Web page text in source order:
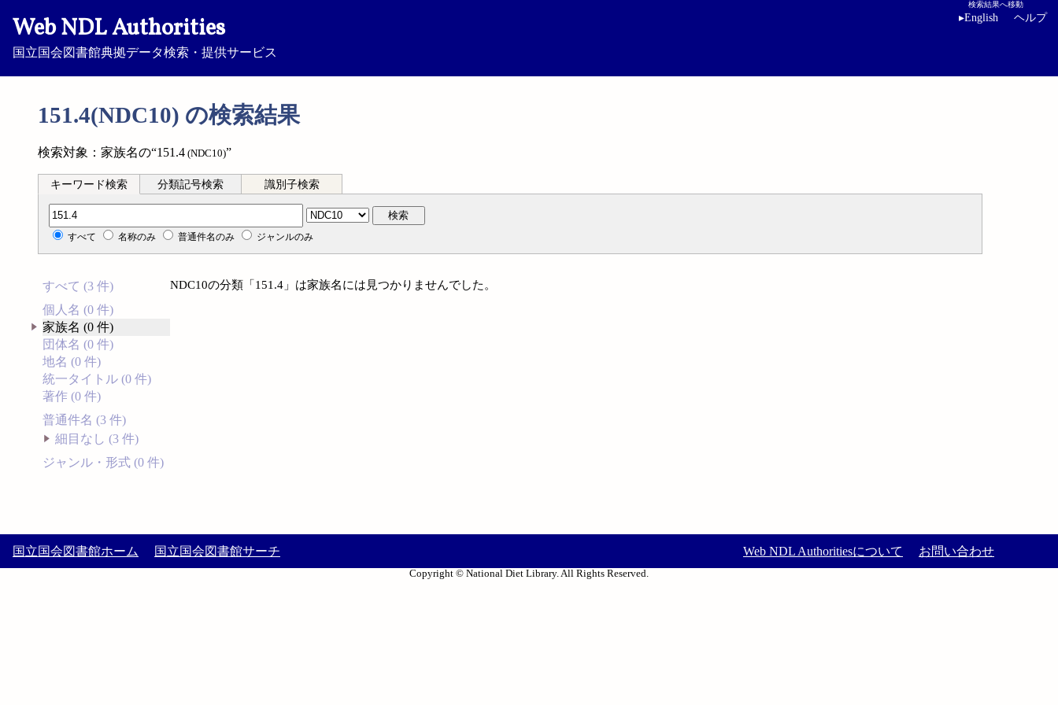
Web NDL Authorities
国立国会図書館典拠データ検索・提供サービス
検索結果へ移動
▸English ヘルプ
151.4(NDC10) の検索結果
検索対象：家族名の“151.4 (NDC10)”
キーワード検索 分類記号検索 識別子検索
分類記号検索 検索
すべて 名称のみ 普通件名のみ ジャンルのみ
すべて (3 件)
個人名 (0 件)
家族名 (0 件)
団体名 (0 件)
地名 (0 件)
統一タイトル (0 件)
著作 (0 件)
普通件名 (3 件)
細目なし (3 件)
ジャンル・形式 (0 件)
NDC10の分類「151.4」は家族名には見つかりませんでした。
国立国会図書館ホーム 国立国会図書館サーチ Web NDL Authoritiesについて お問い合わせ
Copyright © National Diet Library. All Rights Reserved.